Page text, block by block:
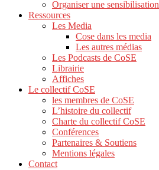
Organiser une sensibilisation
Ressources
Les Media
Cose dans les media
Les autres médias
Les Podcasts de CoSE
Librairie
Affiches
Le collectif CoSE
les membres de CoSE
L’histoire du collectif
Charte du collectif CoSE
Conférences
Partenaires & Soutiens
Mentions légales
Contact